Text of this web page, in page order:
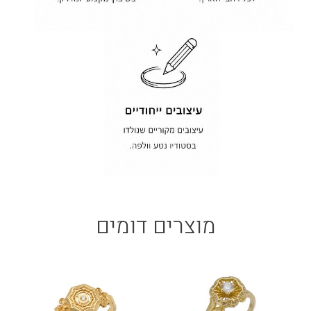
מוצרים דומים